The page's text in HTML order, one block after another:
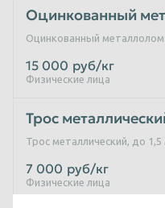
Оцинкованный
Оцинкованный
Физические лица
15 000 руб/кг
Трос
Трос металлический, до
Физические лица
7 000 руб/кг